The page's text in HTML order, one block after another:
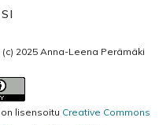
(c) 2025 Anna-Leena Perämäki
lisensoitu Creative Commons